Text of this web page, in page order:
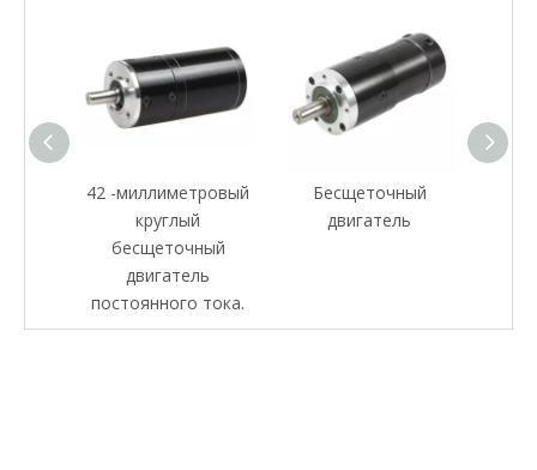
42 -миллиметровый
круглый
бесщеточный
двигатель
постоянного тока.
Бесщеточный
двигатель